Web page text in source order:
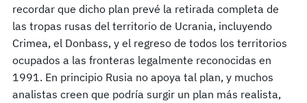
recordar que dicho plan prevé la retirada completa de
las tropas rusas del territorio de Ucrania, incluyendo
Crimea, el Donbass, y el regreso de todos los territorios
ocupados a las fronteras legalmente reconocidas en
1991. En principio Rusia no apoya tal plan, y muchos
analistas creen que podría surgir un plan más realista,